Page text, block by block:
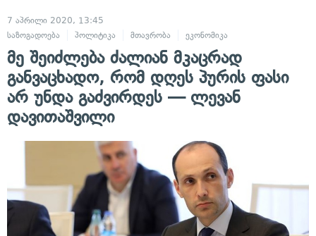
7 აპრილი 2020, 13:45
საზოგადოება
პოლიტიკა მთავრობა ეკონომიკა
მე შეიძლება ძალიან მკაცრად
განვაცხადო, რომ დღეს პურის ფასი
არ უნდა გაძვირდეს — ლევან
დავითაშვილი